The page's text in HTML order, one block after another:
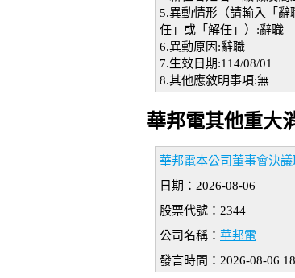
5.異動情形（請輸入「
任」或「解任」）:辭職
6.異動原因:辭職
7.生效日期:114/08/01
8.其他應敘明事項:無
華邦電其他重大
華邦電本公司董事會決
日期：2026-08-06
股票代號：2344
公司名稱： 華邦電
發言時間：2026-08-06